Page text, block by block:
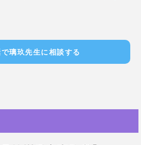
で璃玖先生に相談する